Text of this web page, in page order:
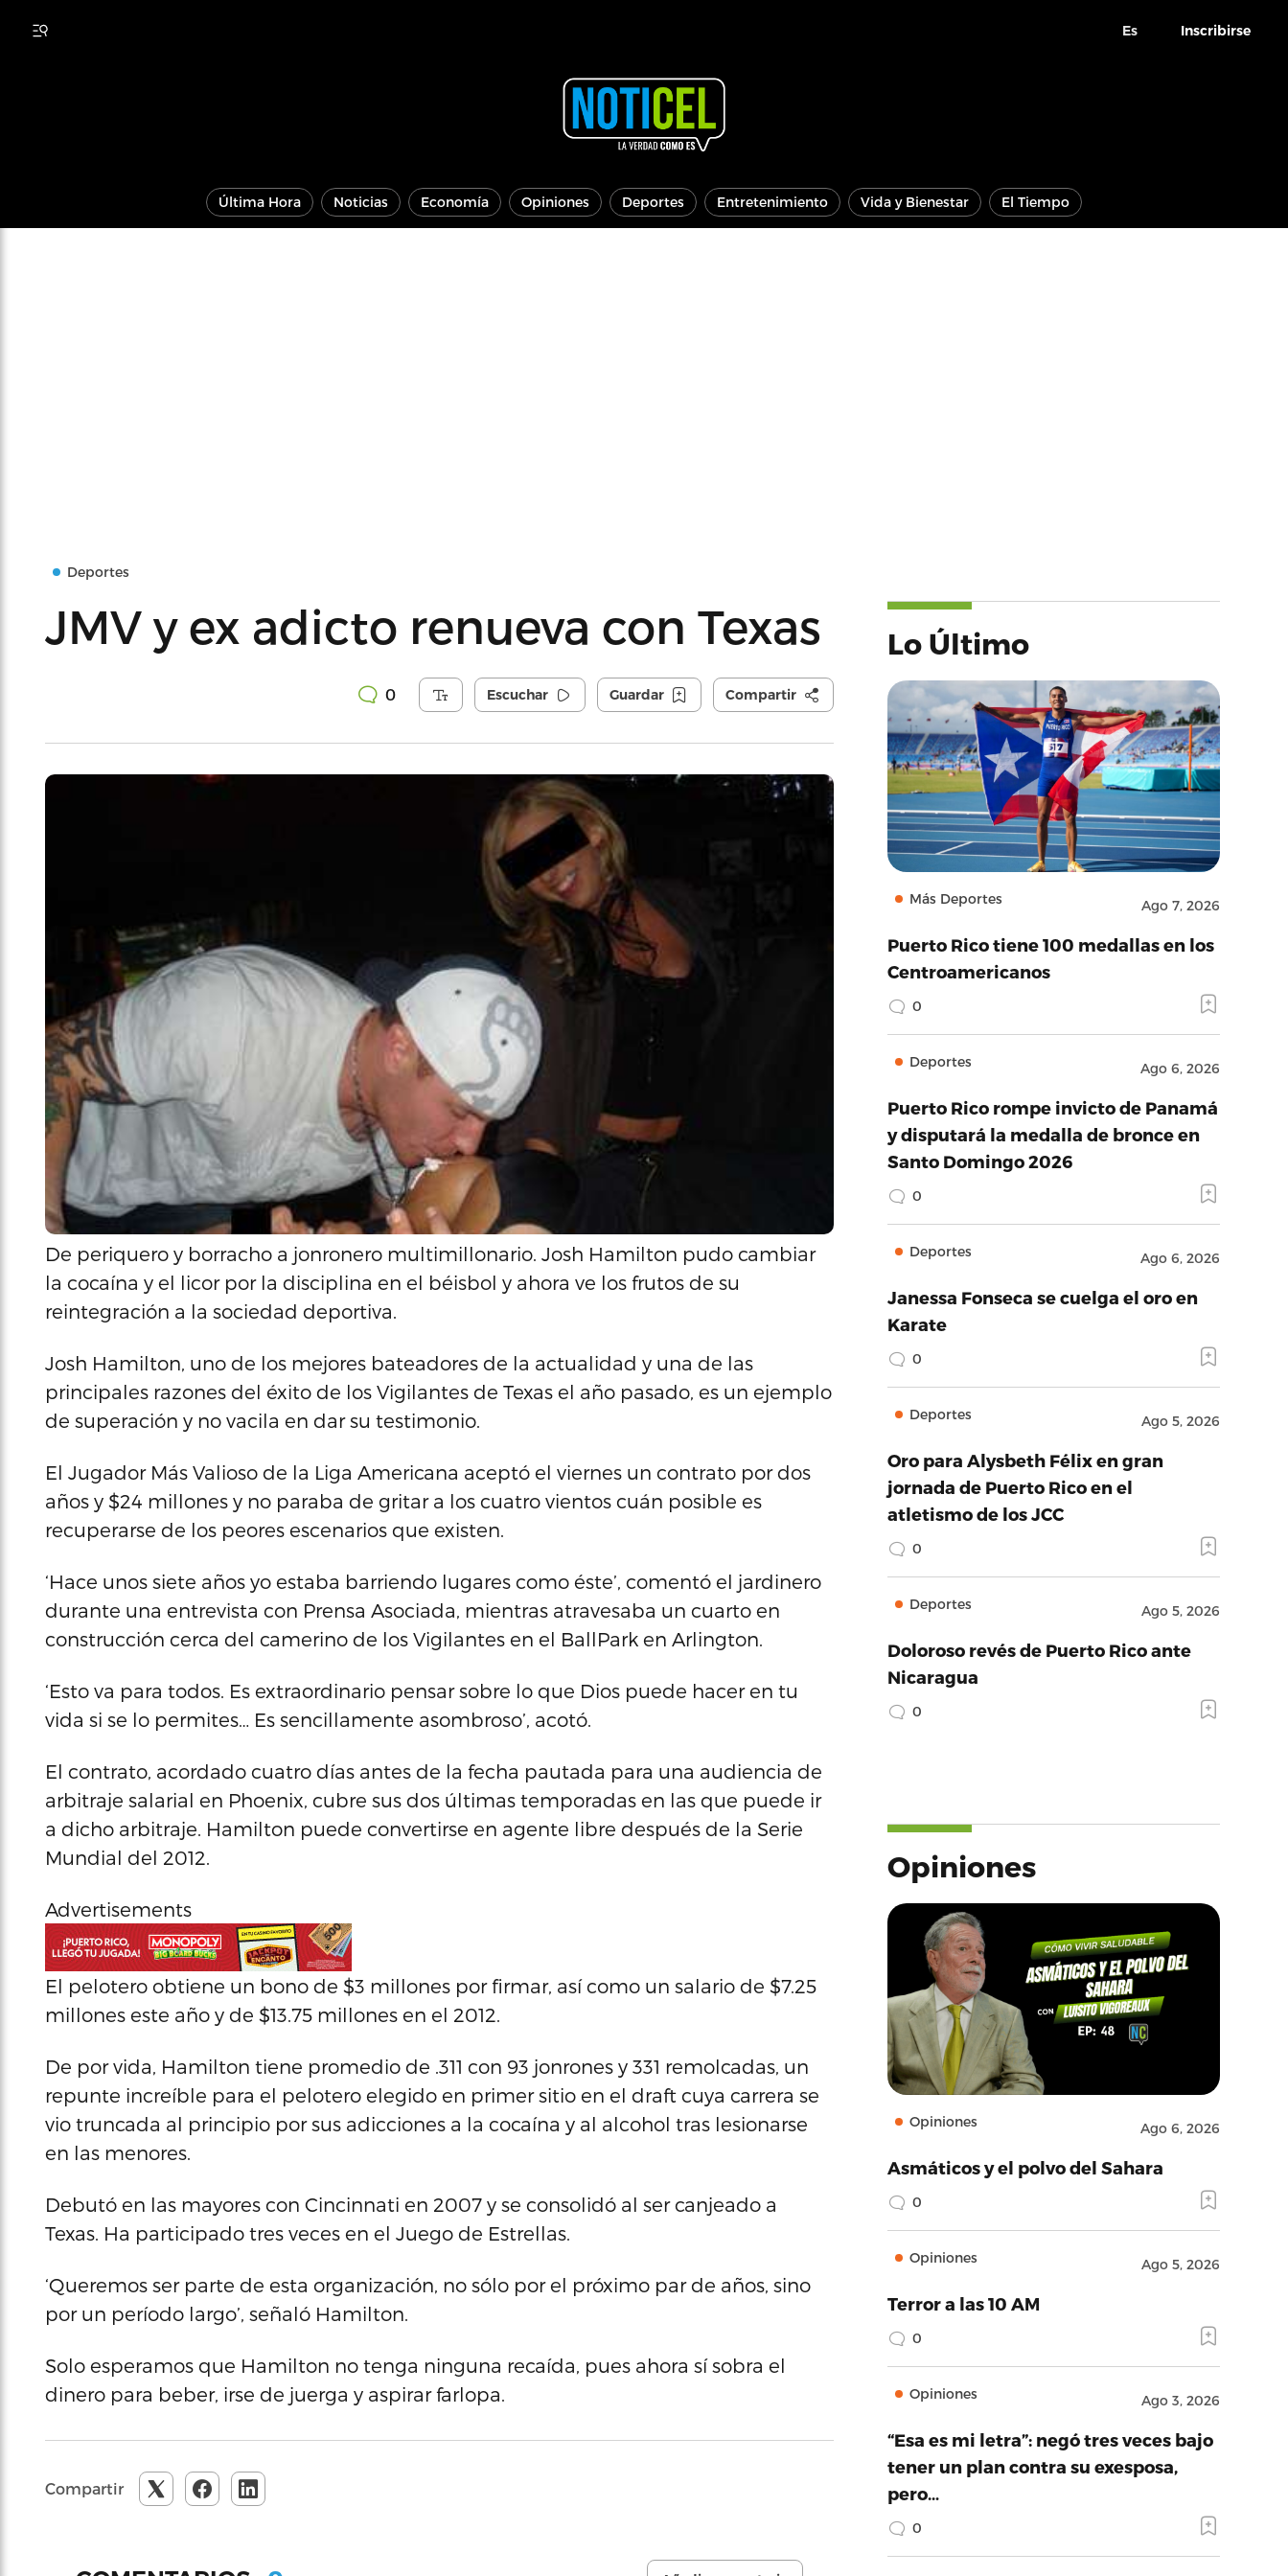
Es Inscribirse
Última Hora Noticias Economía Opiniones Deportes Entretenimiento Vida y Bienestar El Tiempo
Deportes
JMV y ex adicto renueva con Texas
0 Escuchar Guardar Compartir
De periquero y borracho a jonronero multimillonario. Josh Hamilton pudo cambiar
la cocaína y el licor por la disciplina en el béisbol y ahora ve los frutos de su
reintegración a la sociedad deportiva.
Josh Hamilton, uno de los mejores bateadores de la actualidad y una de las
principales razones del éxito de los Vigilantes de Texas el año pasado, es un ejemplo
de superación y no vacila en dar su testimonio.
El Jugador Más Valioso de la Liga Americana aceptó el viernes un contrato por dos
años y $24 millones y no paraba de gritar a los cuatro vientos cuán posible es
recuperarse de los peores escenarios que existen.
‘Hace unos siete años yo estaba barriendo lugares como éste’, comentó el jardinero
durante una entrevista con Prensa Asociada, mientras atravesaba un cuarto en
construcción cerca del camerino de los Vigilantes en el BallPark en Arlington.
‘Esto va para todos. Es extraordinario pensar sobre lo que Dios puede hacer en tu
vida si se lo permites… Es sencillamente asombroso’, acotó.
El contrato, acordado cuatro días antes de la fecha pautada para una audiencia de
arbitraje salarial en Phoenix, cubre sus dos últimas temporadas en las que puede ir
a dicho arbitraje. Hamilton puede convertirse en agente libre después de la Serie
Mundial del 2012.
Advertisements
El pelotero obtiene un bono de $3 millones por firmar, así como un salario de $7.25
millones este año y de $13.75 millones en el 2012.
De por vida, Hamilton tiene promedio de .311 con 93 jonrones y 331 remolcadas, un
repunte increíble para el pelotero elegido en primer sitio en el draft cuya carrera se
vio truncada al principio por sus adicciones a la cocaína y al alcohol tras lesionarse
en las menores.
Debutó en las mayores con Cincinnati en 2007 y se consolidó al ser canjeado a
Texas. Ha participado tres veces en el Juego de Estrellas.
‘Queremos ser parte de esta organización, no sólo por el próximo par de años, sino
por un período largo’, señaló Hamilton.
Solo esperamos que Hamilton no tenga ninguna recaída, pues ahora sí sobra el
dinero para beber, irse de juerga y aspirar farlopa.
Compartir
Lo Último
Más Deportes Ago 7, 2026
Puerto Rico tiene 100 medallas en los
Centroamericanos
0
Deportes Ago 6, 2026
Puerto Rico rompe invicto de Panamá
y disputará la medalla de bronce en
Santo Domingo 2026
0
Deportes Ago 6, 2026
Janessa Fonseca se cuelga el oro en
Karate
0
Deportes Ago 5, 2026
Oro para Alysbeth Félix en gran
jornada de Puerto Rico en el
atletismo de los JCC
0
Deportes Ago 5, 2026
Doloroso revés de Puerto Rico ante
Nicaragua
0
Opiniones
Opiniones Ago 6, 2026
Asmáticos y el polvo del Sahara
0
Opiniones Ago 5, 2026
Terror a las 10 AM
0
Opiniones Ago 3, 2026
“Esa es mi letra”: negó tres veces bajo
tener un plan contra su exesposa,
pero…
0